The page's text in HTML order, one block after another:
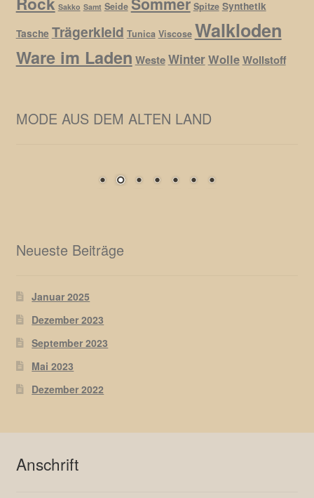
Sakko Samt Seide Spitze Synthetik
Tasche Trägerkleid Tunica Viscose Walkloden
Ware im Laden WesteWinterWolleWollstoff
MODE AUS DEM ALTEN LAND
Neueste Beiträge
Januar 2025
Dezember 2023
September 2023
Mai 2023
Dezember 2022
Anschrift